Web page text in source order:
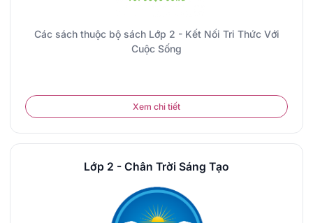
Các sách thuộc bộ sách Lớp 2 - Kết Nối Tri Thức Với
Cuộc Sống
Xem chi tiết
Lớp 2 - Chân Trời Sáng Tạo